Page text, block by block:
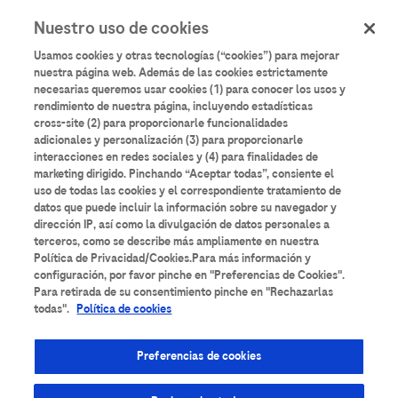
contenido
principal
User
account
menu
Iniciar sesión
AularioRoche
Todos los contenidos Anatomía Patológica
Área de Suero Bancos de Sangre Bioquímica
Cardiología Coagulación Diabetes
Nuestro uso de cookies
Usamos cookies y otras tecnologías (“cookies”) para mejorar
nuestra página web. Además de las cookies estrictamente
necesarias queremos usar cookies (1) para conocer los usos y
rendimiento de nuestra página, incluyendo estadísticas
cross-site (2) para proporcionarle funcionalidades
adicionales y personalización (3) para proporcionarle
interacciones en redes sociales y (4) para finalidades de
marketing dirigido. Pinchando “Aceptar todas”, consiente el
uso de todas las cookies y el correspondiente tratamiento de
datos que puede incluir la información sobre su navegador y
dirección IP, así como la divulgación de datos personales a
terceros, como se describe más ampliamente en nuestra
Política de Privacidad/Cookies.Para más información y
configuración, por favor pinche en "Preferencias de Cookies".
Para retirada de su consentimiento pinche en "Rechazarlas
todas". Política de cookies
Preferencias de cookies